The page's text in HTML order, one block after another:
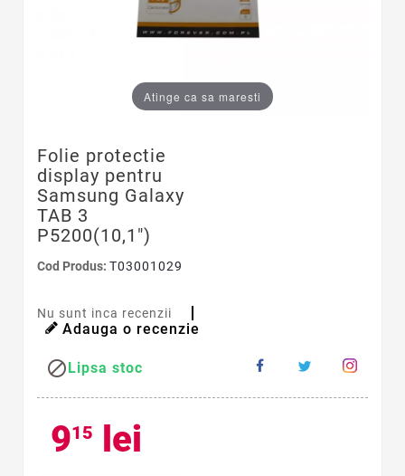
Atinge ca sa maresti
Folie protectie
display pentru
Samsung Galaxy
TAB 3
P5200(10,1")
Cod Produs: T03001029
Nu sunt inca recenzii
Adauga o recenzie
Lipsa stoc
915 lei